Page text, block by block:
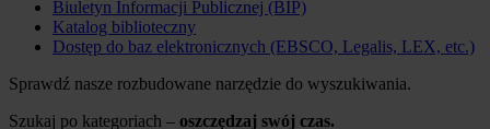
Biuletyn Informacji Publicznej (BIP)
Katalog biblioteczny
Dostęp do baz elektronicznych (EBSCO, Legalis, LEX, etc.)
Sprawdź nasze rozbudowane narzędzie do wyszukiwania.
Szukaj po kategoriach – oszczędzaj swój czas.